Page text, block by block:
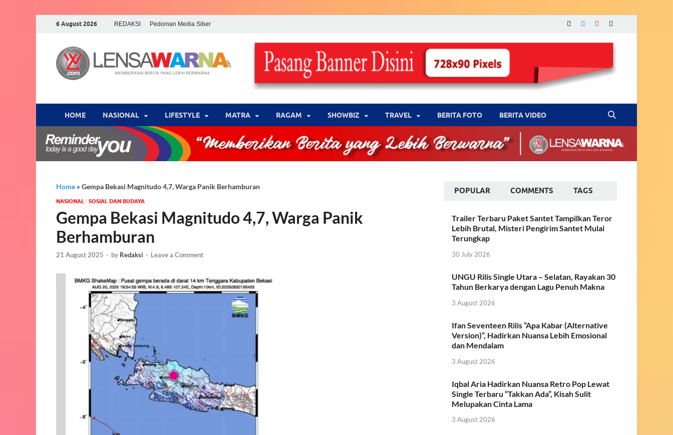
6 August 2026 REDAKSI Pedoman Media Siber
LENSA WARNA .com
Memberikan Berita yang Lebih Berwarna
HOME NASIONAL ‎LIFESTYLE MATRA ‎RAGAM ‎SHOWBIZ ‎TRAVEL BERITA FOTO BERITA VIDEO
Home » Gempa Bekasi Magnitudo 4,7, Warga Panik Berhamburan
NASIONAL / SOSIAL DAN BUDAYA
Gempa Bekasi Magnitudo 4,7, Warga Panik
Berhamburan
21 August 2025 - by Redaksi - Leave a Comment
POPULAR COMMENTS TAGS
Trailer Terbaru Paket Santet Tampilkan Teror
Lebih Brutal, Misteri Pengirim Santet Mulai
Terungkap
30 July 2026
UNGU Rilis Single Utara – Selatan, Rayakan 30
Tahun Berkarya dengan Lagu Penuh Makna
3 August 2026
Ifan Seventeen Rilis “Apa Kabar (Alternative
Version)”, Hadirkan Nuansa Lebih Emosional
dan Mendalam
3 August 2026
Iqbal Aria Hadirkan Nuansa Retro Pop Lewat
Single Terbaru “Takkan Ada”, Kisah Sulit
Melupakan Cinta Lama
3 August 2026